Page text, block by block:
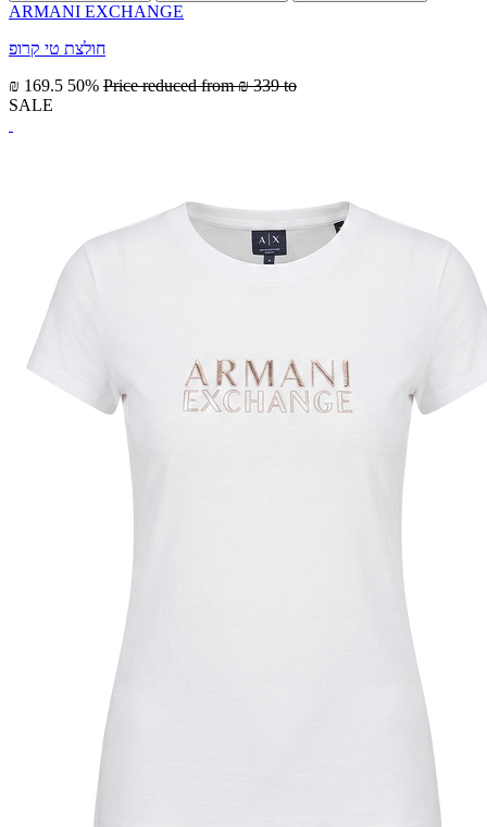
ARMANI EXCHANGE
חולצת טי קרופ
₪ 169.5 50% Price reduced from₪ 339 to
SALE